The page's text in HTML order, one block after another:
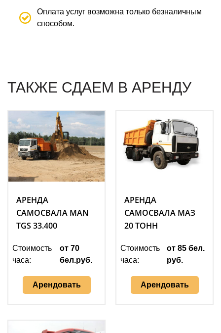
Оплата услуг возможна только безналичным
способом.
ТАКЖЕ СДАЕМ В АРЕНДУ
АРЕНДА
САМОСВАЛА MAN
TGS 33.400
Стоимость
часа:
от 70
бел.руб.
Арендовать
АРЕНДА
САМОСВАЛА МАЗ
20 ТОНН
Стоимость
часа:
от 85 бел.
руб.
Арендовать